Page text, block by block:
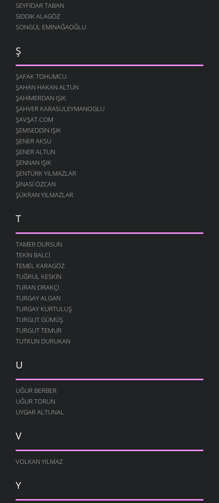
SEYFIDAR TABAN
SIDDIK ALAGÖZ
SONGÜL EMINAĞAOĞLU
Ş
ŞAFAK TOHUMCU
ŞAHAN HAKAN ALTUN
ŞAHIMERDAN IŞIK
ŞAHVER KARASULEYMANOGLU
ŞAVŞAT.COM
ŞEMSEDDIN IŞIK
ŞENER AKSU
ŞENER ALTUN
ŞENNAN IŞIK
ŞENTÜRK YILMAZLAR
ŞINASI ÖZCAN
ŞÜKRAN YILMAZLAR
T
TAMER DURSUN
TEKIN BALCI
TEMEL KARAGÖZ
TUĞRUL KESKIN
TURAN ORAKÇI
TURGAY ALGAN
TURGAY KURTULUŞ
TURGUT GÜMÜŞ
TURGUT TEMUR
TUTKUN DURUKAN
U
UĞUR BERBER
UĞUR TORUN
UYGAR ALTUNAL
V
VOLKAN YILMAZ
Y